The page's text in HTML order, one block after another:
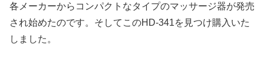
各メーカーからコンパクトなタイプのマッサージ器が発売
され始めたのです。そしてこのHD-341を見つけ購入いた
しました。